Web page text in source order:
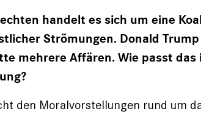
handelt es sich um eine
Strömungen. Donald
mehrere Affären. Wie passt das
den Moralvorstellungen rund um